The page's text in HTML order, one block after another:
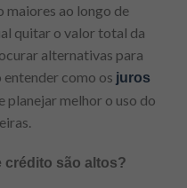
maiores ao longo de
quitar o valor total da
alternativas para
entender como os juros
planejar melhor o uso do
crédito são altos?